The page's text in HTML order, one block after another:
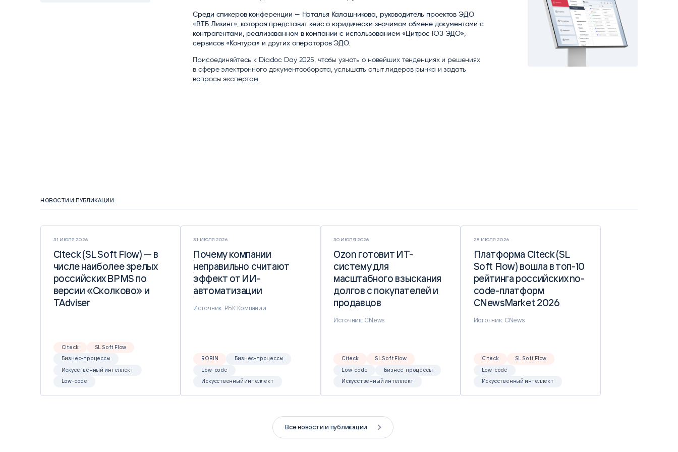
ГОЛОСОВЫЕ И ТЕКСТОВЫЕ БОТЫ
ИНТЕЛЛЕКТУАЛЬНАЯ ОБРАБОТКА
ТЕКСТА
КОНТРОЛЬ ОПЕРАЦИОННОЙ
ДЕЯТЕЛЬНОСТИ
ИНСТРУМЕНТЫ АНАЛИТИКИ
РАСПОЗНАВАНИЕ ДАННЫХ
Среди спикеров конференции — Наталья Калашникова, руководитель проектов ЭДО
«ВТБ Лизинг», которая представит кейс о юридически значимом обмене документами с
контрагентами, реализованном в компании с использованием «Цитрос ЮЗ ЭДО»,
сервисов «Контура» и других операторов ЭДО.
Присоединяйтесь к Diadoc Day 2025, чтобы узнать о новейших тенденциях и решениях
в сфере электронного документооборота, услышать опыт лидеров рынка и задать
вопросы экспертам.
НОВОСТИ И ПУБЛИКАЦИИ
31 ИЮЛЯ 2026
Citeck (SL Soft Flow) — в
числе наиболее зрелых
российских BPMS по
версии «Сколково» и
TAdviser
Citeck (SL Soft Flow) — в
числе наиболее зрелых
российских BPMS по
версии «Сколково» и
TAdviser
Citeck
SL Soft Flow
Бизнес-процессы
Искусственный интеллект
Low-code
31 ИЮЛЯ 2026
Почему компании
неправильно считают
эффект от ИИ-
автоматизации
Почему компании
неправильно считают
эффект от ИИ-
автоматизации
Источник: РБК Компании
ROBIN
Бизнес-процессы
Low-code
Искусственный интеллект
30 ИЮЛЯ 2026
Ozon готовит ИТ-
систему для
масштабного взыскания
долгов с покупателей и
продавцов
Ozon готовит ИТ-
систему для
масштабного взыскания
долгов с покупателей и
продавцов
Источник: CNews
Citeck
SL Soft Flow
Low-code
Бизнес-процессы
Искусственный интеллект
28 ИЮЛЯ 2026
Платформа Citeck (SL
Soft Flow) вошла в топ-10
рейтинга российских no-
code-платформ
CNewsMarket 2026
Платформа Citeck (SL
Soft Flow) вошла в топ-10
рейтинга российских no-
code-платформ
CNewsMarket 2026
Источник: CNews
Citeck
SL Soft Flow
Low-code
Искусственный интеллект
Все новости и публикации